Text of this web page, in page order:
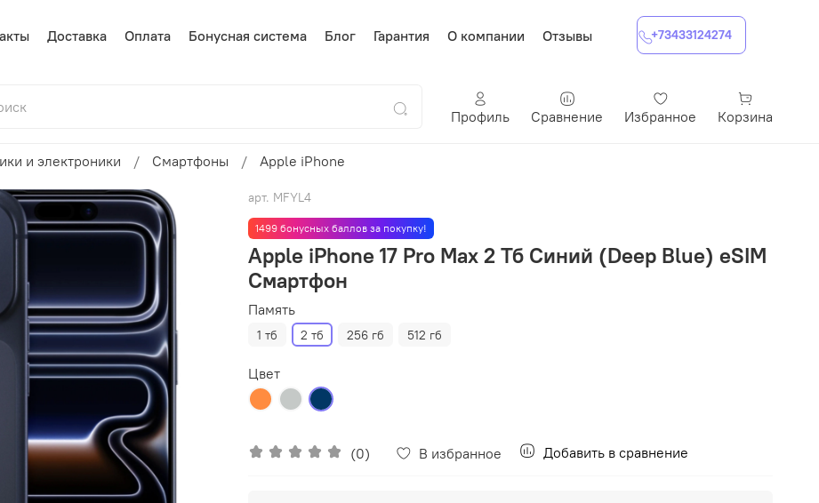
Доставка Оплата Бонусная система Блог Гарантия О компании Отзывы +73433124274
Профиль Сравнение Избранное Корзина
и электроники Смартфоны Apple iPhone
арт. MFYL4
1499 бонусных баллов за покупку!
Apple iPhone 17 Pro Max 2 Тб Синий (Deep Blue) eSIM
Смартфон
Память
1 тб 2 тб 256 гб 512 гб
Цвет
(0) В избранное Добавить в сравнение